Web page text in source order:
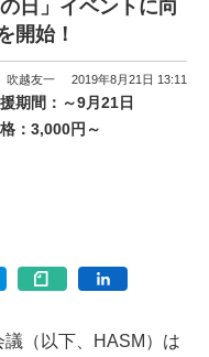
日」イベントに向
開始！
吹越友一 2019年8月21日 13:11
期間：～9月21日
：3,000円～
（以下、HASM）は